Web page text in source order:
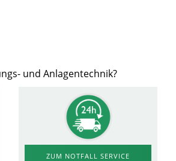
und Anlagentechnik?
ZUM NOTFALL SERVICE